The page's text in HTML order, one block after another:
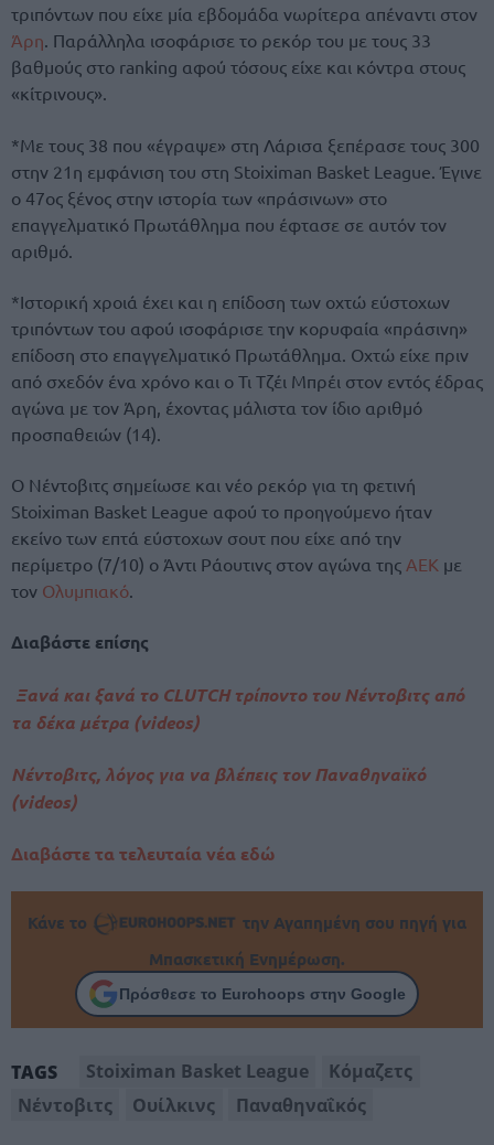
τριπόντων που είχε μία εβδομάδα νωρίτερα απέναντι στον
Άρη. Παράλληλα ισοφάρισε το ρεκόρ του με τους 33
βαθμούς στο ranking αφού τόσους είχε και κόντρα στους
«κίτρινους».
*Με τους 38 που «έγραψε» στη Λάρισα ξεπέρασε τους 300
στην 21η εμφάνιση του στη Stoiximan Basket League. Έγινε
ο 47ος ξένος στην ιστορία των «πράσινων» στο
επαγγελματικό Πρωτάθλημα που έφτασε σε αυτόν τον
αριθμό.
*Ιστορική χροιά έχει και η επίδοση των οχτώ εύστοχων
τριπόντων του αφού ισοφάρισε την κορυφαία «πράσινη»
επίδοση στο επαγγελματικό Πρωτάθλημα. Οχτώ είχε πριν
από σχεδόν ένα χρόνο και ο Τι Τζέι Μπρέι στον εντός έδρας
αγώνα με τον Άρη, έχοντας μάλιστα τον ίδιο αριθμό
προσπαθειών (14).
Ο Νέντοβιτς σημείωσε και νέο ρεκόρ για τη φετινή
Stoiximan Basket League αφού το προηγούμενο ήταν
εκείνο των επτά εύστοχων σουτ που είχε από την
περίμετρο (7/10) ο Άντι Ράουτινς στον αγώνα της ΑΕΚ με
τον Ολυμπιακό.
Διαβάστε επίσης
Ξανά και ξανά το CLUTCH τρίποντο του Νέντοβιτς από
τα δέκα μέτρα (videos)
Νέντοβιτς, λόγος για να βλέπεις τον Παναθηναϊκό
(videos)
Διαβάστε τα τελευταία νέα εδώ
Κάνε το
την Αγαπημένη σου πηγή για
Μπασκετική Ενημέρωση.
Πρόσθεσε το Eurohoops στην Google
TAGS Stoiximan Basket League
Κόμαζετς
Νέντοβιτς
Ουίλκινς Παναθηναΐκός